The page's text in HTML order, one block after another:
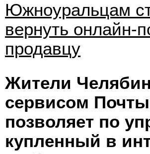
Южноуральцам
вернуть онлайн-
продавцу
Жители
сервисом Почты
позволяет по
купленный в